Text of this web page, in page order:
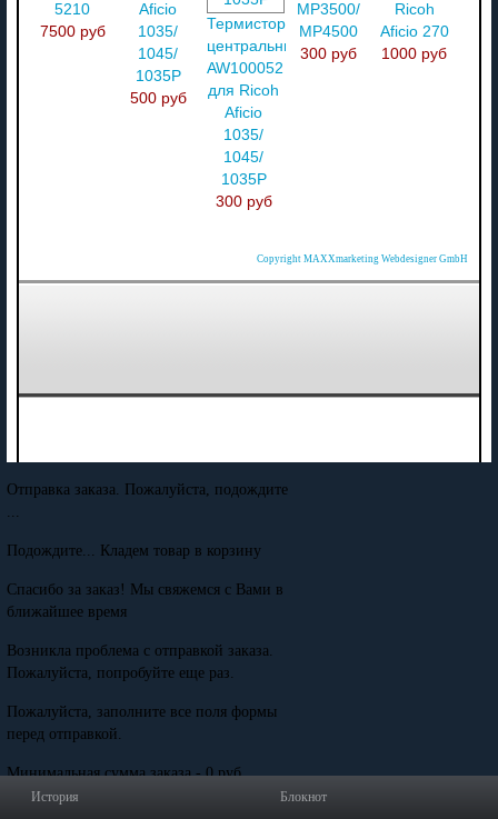
5210
7500 руб
Aficio
1035/
1045/
1035P
500 руб
Термистор
центральный
AW100052
для Ricoh
Aficio
1035/
1045/
1035P
300 руб
MP3500/
MP4500
300 руб
Ricoh
Aficio 270
1000 руб
Copyright MAXXmarketing Webdesigner GmbH
История Блокнот
Отправка заказа. Пожалуйста, подождите
Подождите... Кладем товар в корзину
Спасибо за заказ! Мы свяжемся с Вами в
ближайшее время
Возникла проблема с отправкой заказа.
Пожалуйста, попробуйте еще раз.
Пожалуйста, заполните все поля формы
перед отправкой.
Минимальная сумма заказа - 0 руб.